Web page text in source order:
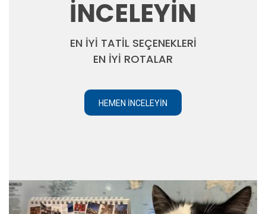
İNCELEYİN
EN İYİ TATİL SEÇENEKLERİ
EN İYİ ROTALAR
HEMEN İNCELEYIN